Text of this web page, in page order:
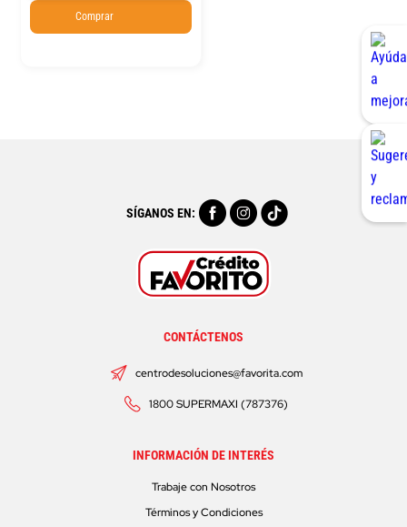
Comprar
SÍGANOS EN:
CONTÁCTENOS
centrodesoluciones@favorita.com
1800 SUPERMAXI (787376)
INFORMACIÓN DE INTERÉS
Trabaje con Nosotros
Términos y Condiciones